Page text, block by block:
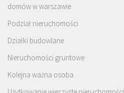
domów w warszawie
Podział nieruchomości
Działki budowlane
Nieruchomości gruntowe
Kolejna ważna osoba